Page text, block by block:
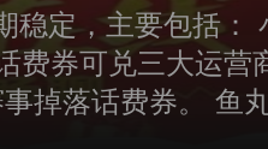
定，主要包括：
券可兑三大运
掉落话费券。 鱼